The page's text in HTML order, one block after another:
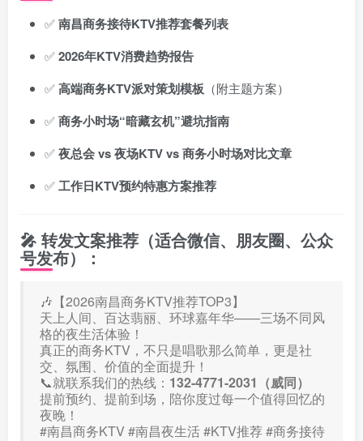
✅南昌商务接待KTV推荐套餐列表
✅2026年KTV消费趋势报告
✅高端商务KTV派对策划模板 （附主题方案）
✅商务小时场“暗藏玄机”避坑指南
✅夜总会 vs 夜场KTV vs 商务小时场对比文章
✅工作日KTV预约特惠方案推荐
🎤 转发文案推荐 （适合微信、朋友圈、公众
号发布）：
🎶【2026南昌商务KTV推荐TOP3】
天上人间、百达翡丽、环球嘉年华——三场不同风
格的夜生活体验！
真正的商务KTV，不只是唱歌那么简单，更是社
交、氛围、价值的全面提升！
📞就联系我们的热线： 132-4771-2031（威同）
提前预约、提前到场，陪你度过每一个值得回忆的
夜晚！
#南昌商务KTV #南昌夜生活 #KTV推荐 #商务接待